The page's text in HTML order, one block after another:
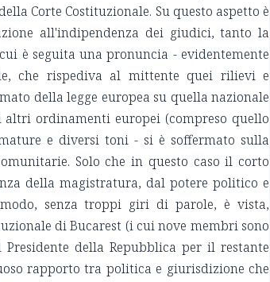
Corte Costituzionale. Su questo aspetto è
all'indipendenza dei giudici, tanto la
è seguita una pronuncia - evidentemente
che rispediva al mittente quei rilievi e
della legge europea su quella nazionale
ordinamenti europei (compreso quello
e diversi toni - si è soffermato sulla
Solo che in questo caso il corto
della magistratura, dal potere politico e
senza troppi giri di parole, è vista,
di Bucarest (i cui nove membri sono
della Repubblica per il restante
rapporto tra politica e giurisdizione che